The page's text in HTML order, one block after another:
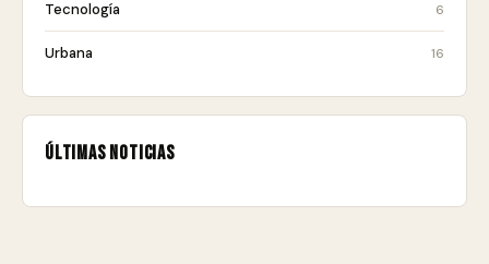
Tecnología 6
Urbana 16
Últimas noticias